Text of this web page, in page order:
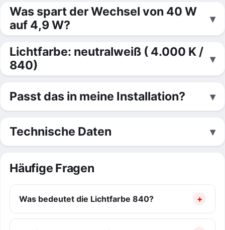
Was spart der Wechsel von 40 W
auf 4,9 W?
Lichtfarbe: neutralweiß ( 4.000 K /
840)
Passt das in meine Installation?
Technische Daten
Häufige Fragen
Was bedeutet die Lichtfarbe 840?